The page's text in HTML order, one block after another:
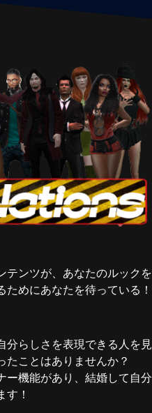
テンツが、あなたのルックを
めにあなたを待っている！
分らしさを表現できる人を見
ことはありませんか？
ー機能があり、結婚して自分
！